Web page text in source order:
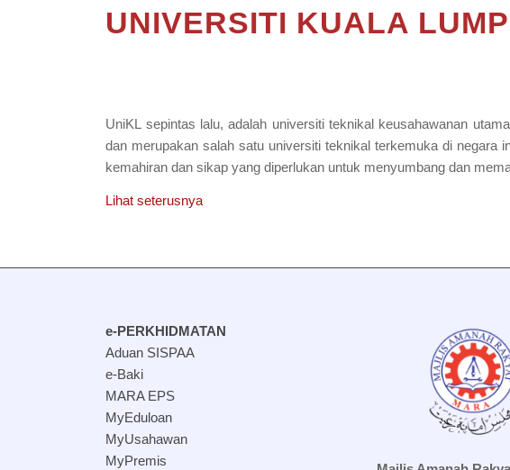
UNIVERSITI KUALA
UniKL sepintas lalu, adalah universiti teknikal keusahawanan
dan merupakan salah satu universiti teknikal terkemuka di negara
kemahiran dan sikap yang diperlukan untuk menyumbang dan
Lihat seterusnya
e-PERKHIDMATAN
Aduan SISPAA
e-Baki
MARA EPS
MyEduloan
MyUsahawan
MyPremis